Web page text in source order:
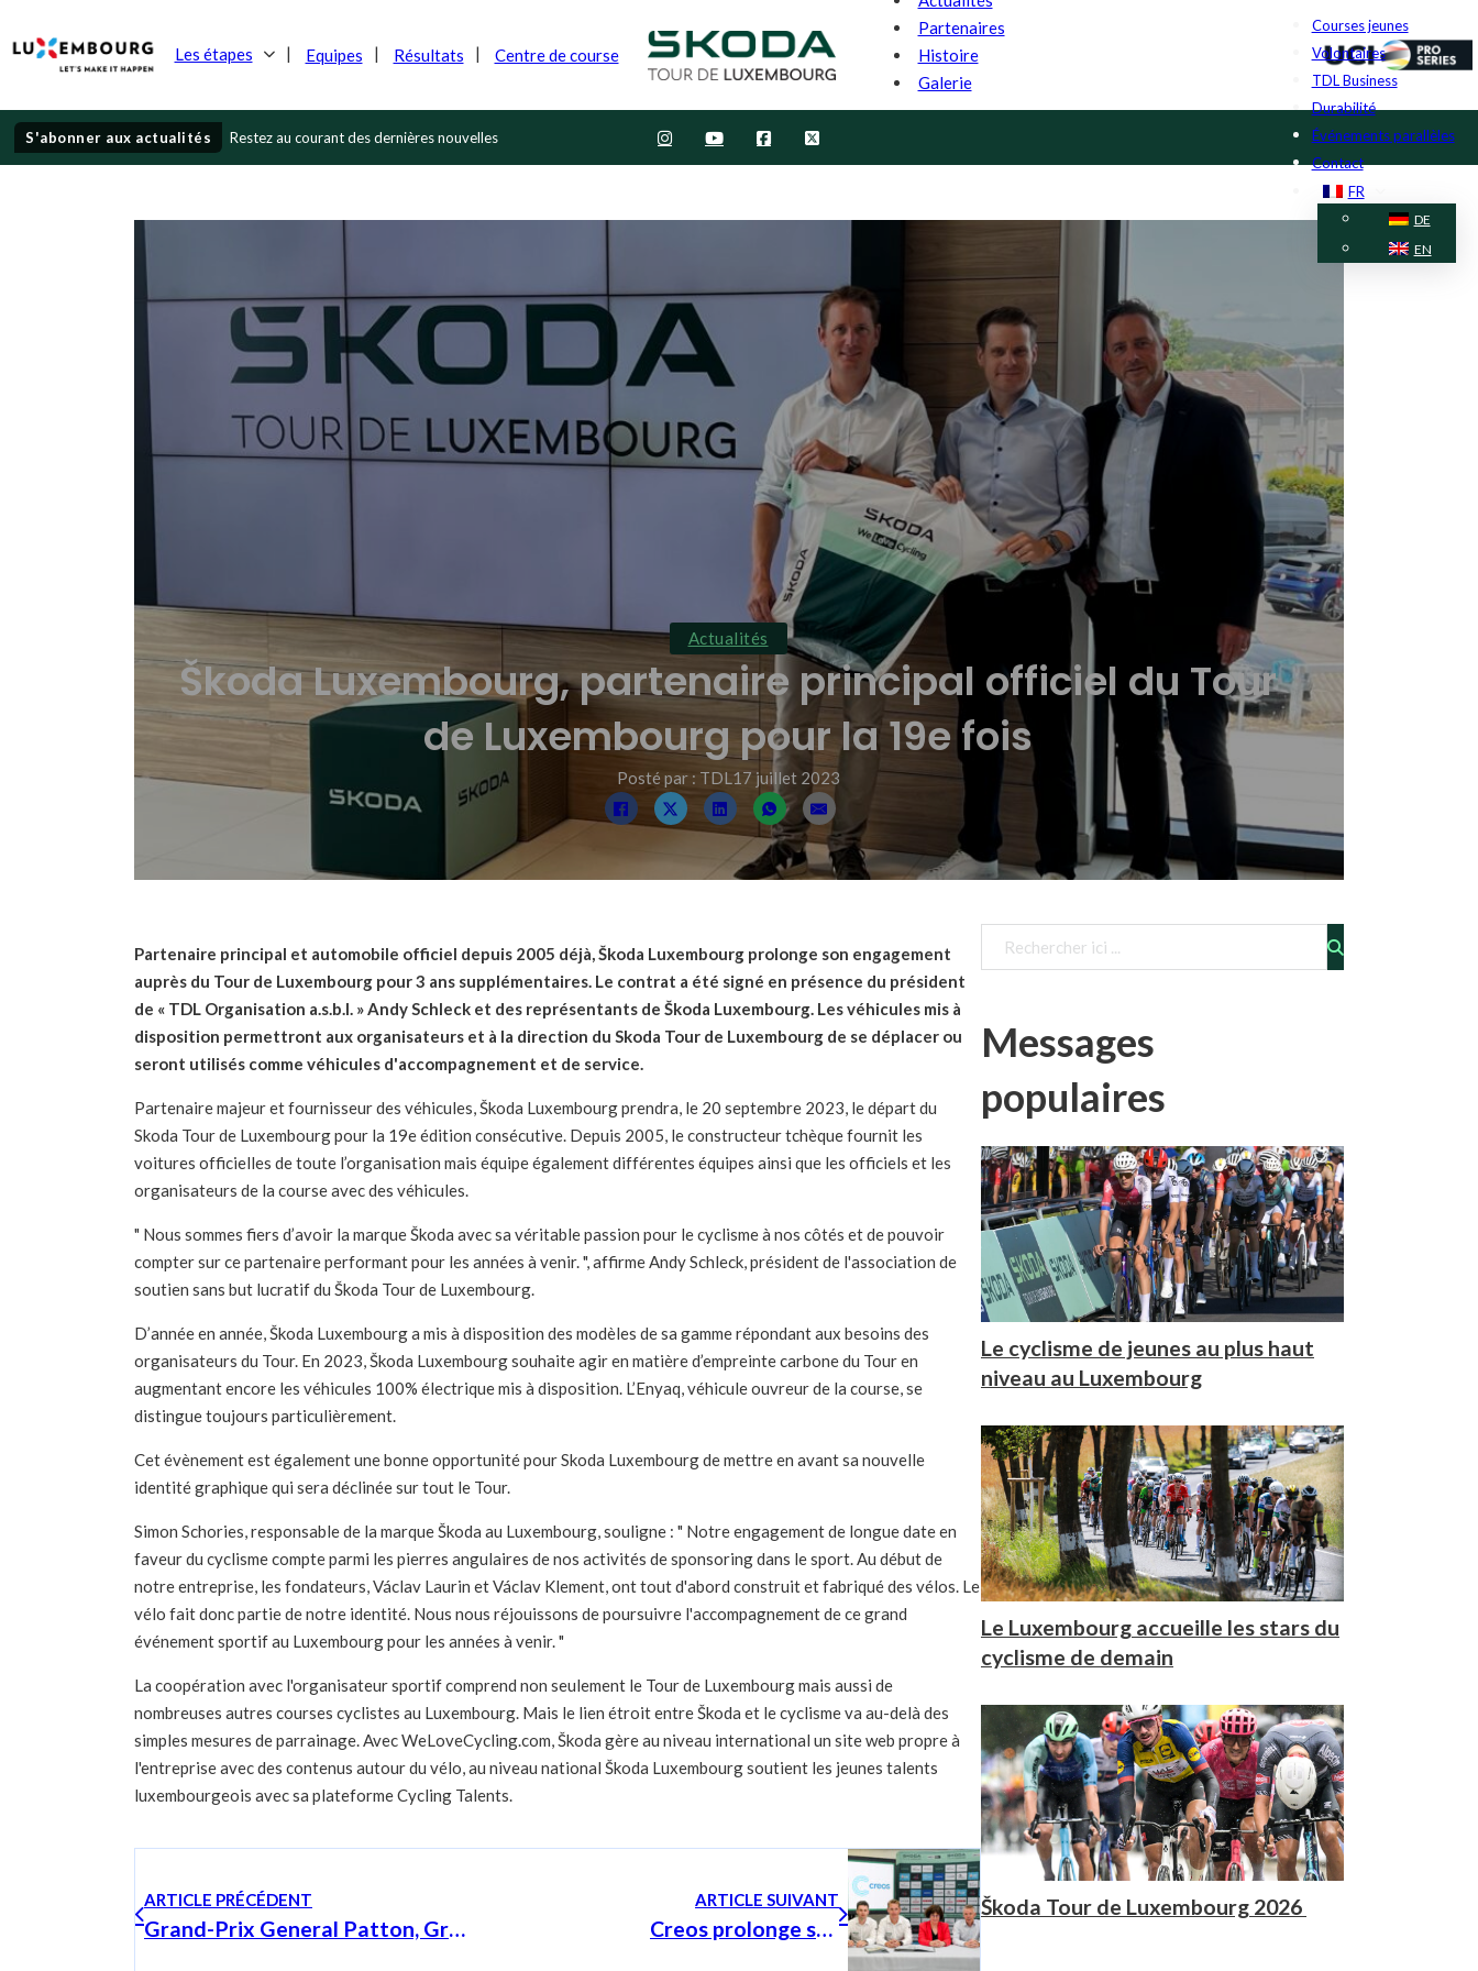
Les étapes Equipes Résultats Centre de course
Partenaires
Histoire
Galerie
S'abonner aux actualités Restez au courant des dernières nouvelles
Courses jeunes
Volontaires
TDL Business
Durabilité
Événements parallèles
Contact
FR
DE
EN
Actualités
Škoda Luxembourg, partenaire principal officiel du Tour
de Luxembourg pour la 19e fois
Posté par : TDL17 juillet 2023
Partenaire principal et automobile officiel depuis 2005 déjà, Škoda Luxembourg prolonge son engagement
auprès du Tour de Luxembourg pour 3 ans supplémentaires. Le contrat a été signé en présence du président
de « TDL Organisation a.s.b.l. » Andy Schleck et des représentants de Škoda Luxembourg. Les véhicules mis à
disposition permettront aux organisateurs et à la direction du Skoda Tour de Luxembourg de se déplacer ou
seront utilisés comme véhicules d'accompagnement et de service.
Partenaire majeur et fournisseur des véhicules, Škoda Luxembourg prendra, le 20 septembre 2023, le départ du
Skoda Tour de Luxembourg pour la 19e édition consécutive. Depuis 2005, le constructeur tchèque fournit les
voitures officielles de toute l’organisation mais équipe également différentes équipes ainsi que les officiels et les
organisateurs de la course avec des véhicules.
" Nous sommes fiers d’avoir la marque Škoda avec sa véritable passion pour le cyclisme à nos côtés et de pouvoir
compter sur ce partenaire performant pour les années à venir. ", affirme Andy Schleck, président de l'association de
soutien sans but lucratif du Škoda Tour de Luxembourg.
D’année en année, Škoda Luxembourg a mis à disposition des modèles de sa gamme répondant aux besoins des
organisateurs du Tour. En 2023, Škoda Luxembourg souhaite agir en matière d’empreinte carbone du Tour en
augmentant encore les véhicules 100% électrique mis à disposition. L’Enyaq, véhicule ouvreur de la course, se
distingue toujours particulièrement.
Cet évènement est également une bonne opportunité pour Skoda Luxembourg de mettre en avant sa nouvelle
identité graphique qui sera déclinée sur tout le Tour.
Simon Schories, responsable de la marque Škoda au Luxembourg, souligne : " Notre engagement de longue date en
faveur du cyclisme compte parmi les pierres angulaires de nos activités de sponsoring dans le sport. Au début de
notre entreprise, les fondateurs, Václav Laurin et Václav Klement, ont tout d'abord construit et fabriqué des vélos. Le
vélo fait donc partie de notre identité. Nous nous réjouissons de poursuivre l'accompagnement de ce grand
événement sportif au Luxembourg pour les années à venir. "
La coopération avec l'organisateur sportif comprend non seulement le Tour de Luxembourg mais aussi de
nombreuses autres courses cyclistes au Luxembourg. Mais le lien étroit entre Škoda et le cyclisme va au-delà des
simples mesures de parrainage. Avec WeLoveCycling.com, Škoda gère au niveau international un site web propre à
l'entreprise avec des contenus autour du vélo, au niveau national Škoda Luxembourg soutient les jeunes talents
luxembourgeois avec sa plateforme Cycling Talents.
ARTICLE PRÉCÉDENT
Grand-Prix General Patton, Grand-Prix de Luxembourg et Critérium européen des Jeunes
ARTICLE SUIVANT
Creos prolonge son engagement auprès du Škoda Tour de Luxembourg pour 3 ans supplémentaires
Télécharger le fichier
Messages
populaires
Le cyclisme de jeunes au plus haut
niveau au Luxembourg
Le Luxembourg accueille les stars du
cyclisme de demain
Škoda Tour de Luxembourg 2026